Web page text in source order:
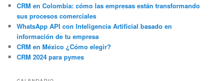
CRM en Colombia: cómo las empresas están transformando
sus procesos comerciales
WhatsApp API con Inteligencia Artificial basado en
información de tu empresa
CRM en México ¿Cómo elegir?
CRM 2024 para pymes